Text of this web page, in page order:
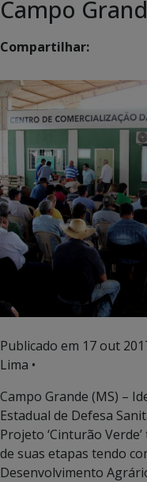
Campo
Compartilhar:
Publicado em 17 out
Lima •
Campo Grande (MS) –
Estadual de Defesa
Projeto ‘Cinturão
de suas etapas tendo
Desenvolvimento